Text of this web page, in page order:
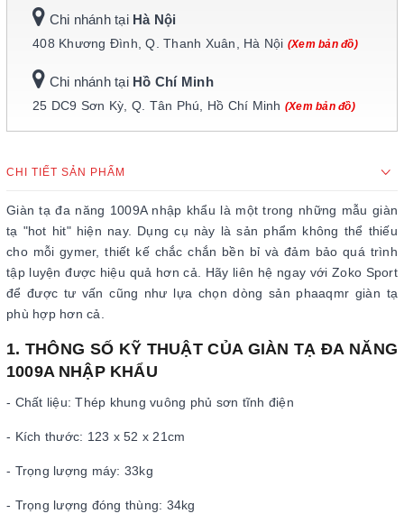
Chi nhánh tại Hà Nội
408 Khương Đình, Q. Thanh Xuân, Hà Nội (Xem bản đồ)
Chi nhánh tại Hồ Chí Minh
25 DC9 Sơn Kỳ, Q. Tân Phú, Hồ Chí Minh (Xem bản đồ)
CHI TIẾT SẢN PHẨM
Giàn tạ đa năng 1009A nhập khẩu là một trong những mẫu giàn
tạ "hot hit" hiện nay. Dụng cụ này là sản phẩm không thể thiếu
cho mỗi gymer, thiết kế chắc chắn bền bỉ và đảm bảo quá trình
tập luyện được hiệu quả hơn cả. Hãy liên hệ ngay với Zoko Sport
để được tư vấn cũng như lựa chọn dòng sản phaaqmr giàn tạ
phù hợp hơn cả.
1. THÔNG SỐ KỸ THUẬT CỦA GIÀN TẠ ĐA NĂNG
1009A NHẬP KHẨU
- Chất liệu: Thép khung vuông phủ sơn tĩnh điện
- Kích thước: 123 x 52 x 21cm
- Trọng lượng máy: 33kg
- Trọng lượng đóng thùng: 34kg